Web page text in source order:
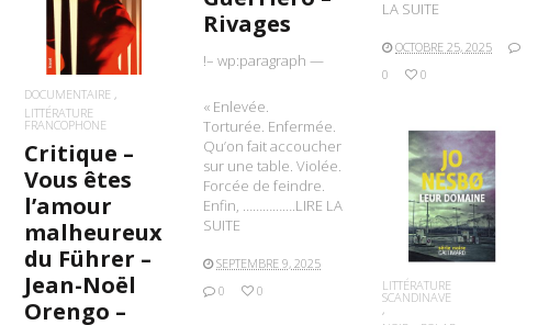
LA SUITE
OCTOBRE 25, 2025
0
0
Rivages
!– wp:paragraph —
« Enlevée.
Torturée. Enfermée.
Qu’on fait accoucher
sur une table. Violée.
Forcée de feindre.
Enfin, …………….LIRE LA
SUITE
SEPTEMBRE 9, 2025
0
0
LIRE LA SUITE
DOCUMENTAIRE
LITTÉRATURE
FRANCOPHONE
Critique –
Vous êtes
l’amour
malheureux
du Führer –
Jean-Noël
Orengo –
LIRE LA SUITE
LITTÉRATURE
SCANDINAVE